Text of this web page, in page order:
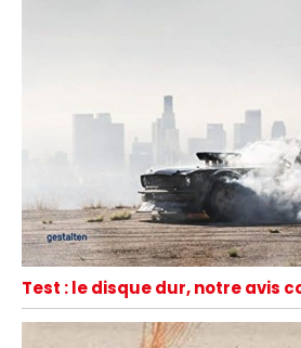
Test : le disque dur, notre avis